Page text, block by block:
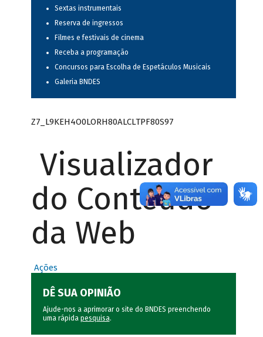
Sextas instrumentais
Reserva de ingressos
Filmes e festivais de cinema
Receba a programação
Concursos para Escolha de Espetáculos Musicais
Galeria BNDES
Z7_L9KEH4O0LORH80ALCLTPF80S97
Visualizador
do Conteúdo
da Web
Ações
DÊ SUA OPINIÃO
Ajude-nos a aprimorar o site do BNDES preenchendo
uma rápida pesquisa.